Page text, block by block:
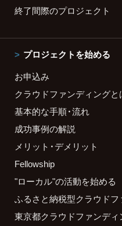
終了間際のプロジェクト
プロジェクトを始める
お申込み
クラウドファンディングと
基本的な手順・流れ
成功事例の解説
メリット・デメリット
Fellowship
"ローカル"の活動を始める
ふるさと納税型クラウド
東京都クラウドファンデ